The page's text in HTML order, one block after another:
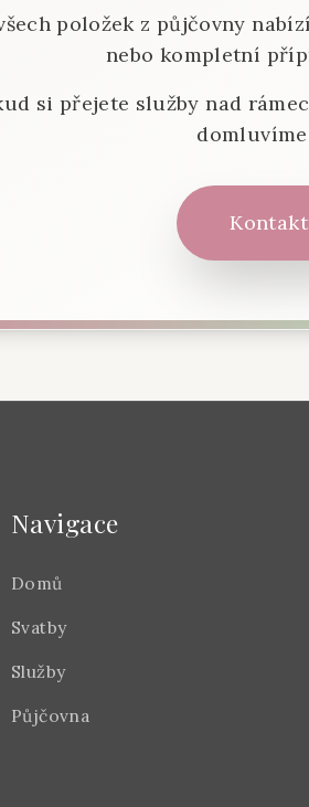
položek z půjčovny
nebo kompletní
si přejete služby nad
Navigace
Domů
Svatby
Služby
Půjčovna